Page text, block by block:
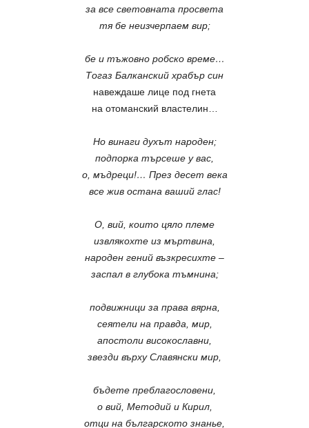
за все световната просвета
тя бе неизчерпаем вир;
бе и тъжовно робско време…
Тогаз Балканский храбър син
навеждаше лице под гнета
на отоманский властелин…
Но винаги духът народен;
подпорка търсеше у вас,
о, мъдреци!… През десет века
все жив остана ваший глас!
О, вий, които цяло племе
извлякохте из мъртвина,
народен гений възкресихте –
заспал в глубока тъмнина;
подвижници за права вярна,
сеятели на правда, мир,
апостоли високославни,
звезди върху Славянски мир,
бъдете преблагословени,
о вий, Методий и Кирил,
отци на българското знанье,